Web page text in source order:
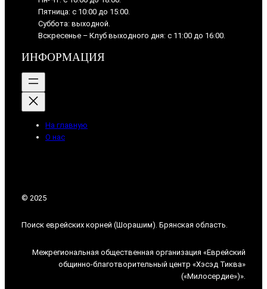
Пятница: с 10:00 до 15:00.
Суббота: выходной.
Вскресенье – Клуб выходного дня: с 11:00 до 16:00.
ИНФОРМАЦИЯ
На главную
О нас
© 2025
Поиск еврейских корней (Шорашим). Брянская область.
Межрегиональная общественная организация «Еврейский
общинно-благотворительный центр «Хэсэд Тиква»
(«Милосердие»)».